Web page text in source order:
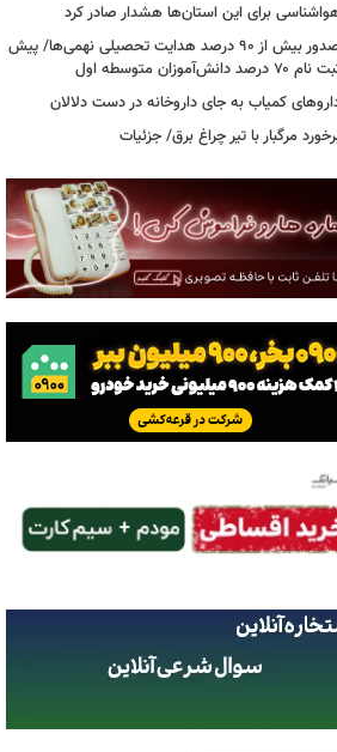
برای این استان‌ها هشدار صادر کرد
صدور بیش از ۹۰ درصد هدایت تحصیلی نهمی‌ها/ پیش
۷۰ درصد دانش‌آموزان متوسطه اول
کمیاب به جای داروخانه در دست دلالان
مرگبار با تیر چراغ برق/ جزئیات